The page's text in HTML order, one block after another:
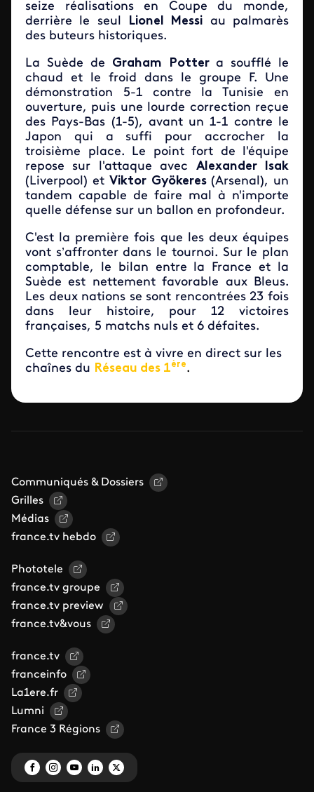
seize réalisations en Coupe du monde,
derrière le seul
Lionel Messi au palmarès
des buteurs historiques.
La Suède de Graham Potter a soufflé le
chaud et le froid dans le groupe F. Une
démonstration 5-1 contre la Tunisie en
ouverture, puis une lourde correction reçue
des Pays-Bas (1-5), avant un 1-1 contre le
Japon qui a suffi pour accrocher la
troisième place. Le point fort de l'équipe
repose sur l'attaque avec Alexander Isak
(Liverpool) et Viktor Gyökeres (Arsenal), un
tandem capable de faire mal à n'importe
quelle défense sur un ballon en profondeur.
C'est la première fois que les deux équipes
vont s’affronter dans le tournoi. Sur le plan
comptable, le bilan entre la France et la
Suède est nettement favorable aux Bleus.
Les deux nations se sont rencontrées 23 fois
dans leur histoire, pour 12 victoires
françaises, 5 matchs nuls et 6 défaites.
Cette rencontre est à vivre en direct sur les
chaînes du Réseau des 1ère.
Communiqués & Dossiers
Grilles
Médias
france.tv hebdo
Phototele
france.tv groupe
france.tv preview
france.tv&vous
france.tv
franceinfo
La1ere.fr
Lumni
France 3 Régions